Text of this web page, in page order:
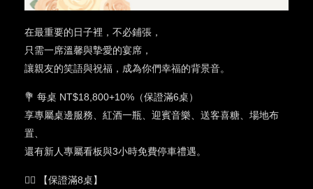
在最重要的日子裡，不必鋪張，
只需一席溫馨與摯愛的宴席，
讓親友的笑語與祝福，成為你們幸福的背景音。
💐 每桌 NT$18,800+10%（保證滿6桌）
享專屬桌邊服務、紅酒一瓶、迎賓音樂、送客喜糖、場地布
置、
還有新人專屬看板與3小時免費停車禮遇。
👰‍♀️ 【保證滿8桌】